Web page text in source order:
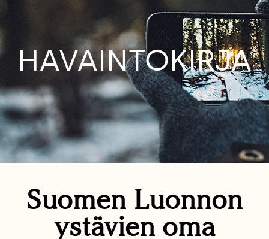
HAVAINTOKIRJA
Suomen Luonnon
ystävien oma